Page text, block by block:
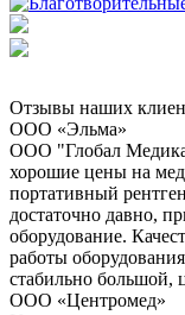
Отзывы наших
ООО «Эльма»
ООО "Глобал
хорошие цены на
портативный
достаточно давно,
оборудование.
работы
стабильно большой,
ООО «Центромед»